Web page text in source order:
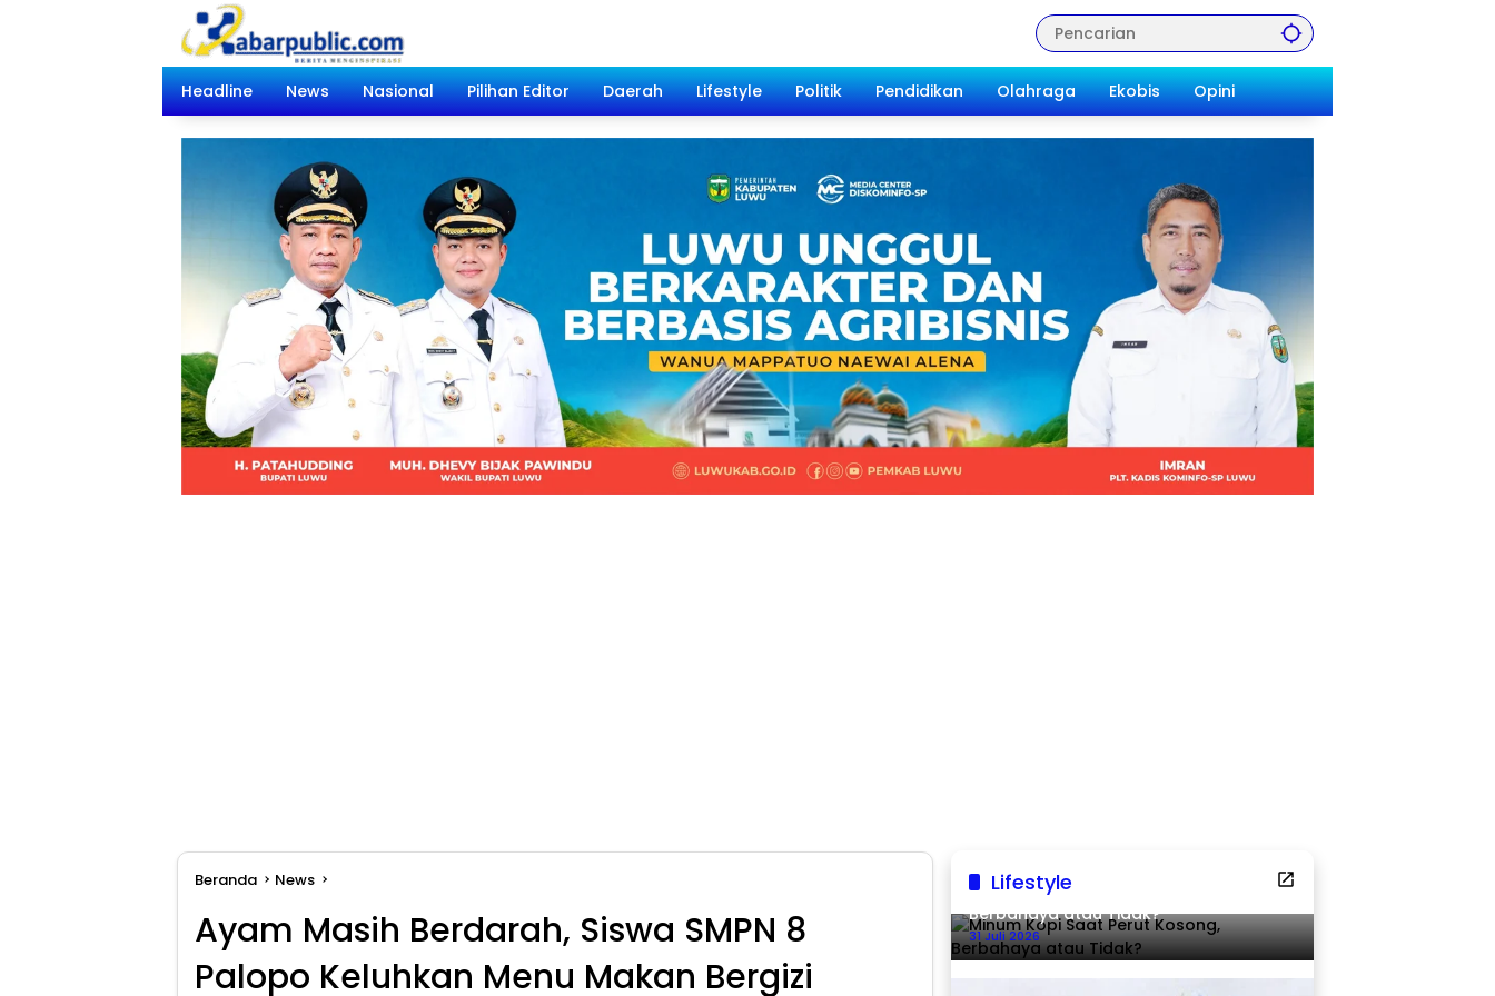
Headline
News Nasional Pilihan Editor Daerah Lifestyle Politik Pendidikan Olahraga Ekobis Opini
Beranda News
Ayam Masih Berdarah, Siswa SMPN 8
Palopo Keluhkan Menu Makan Bergizi
Lifestyle
Minum Kopi Saat Perut Kosong,
Berbahaya atau Tidak?
31 Juli 2026